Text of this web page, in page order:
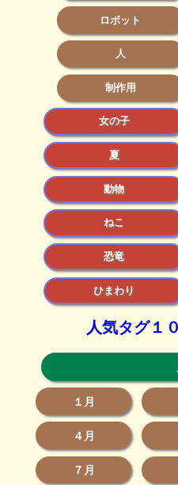
ロボット
人
制作用
女の子
夏
動物
ねこ
恐竜
ひまわり
人気タグ１
１月
４月
７月